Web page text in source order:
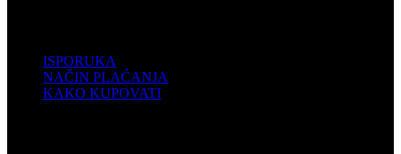
ISPORUKA
NAČIN PLAĆANJA
KAKO KUPOVATI